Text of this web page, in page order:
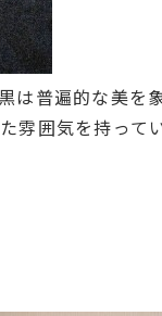
は普遍的な美
囲気を持っ